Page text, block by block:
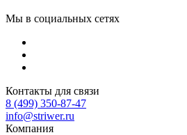
Мы в социальных сетях
Контакты для связи
8 (499) 350-87-47
info@striwer.ru
Компания